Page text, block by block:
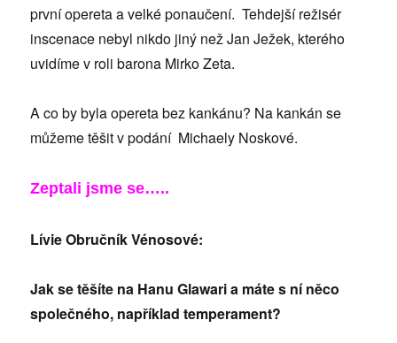
první opereta a velké ponaučení. Tehdejší režisér
inscenace nebyl nikdo jiný než Jan Ježek, kterého
uvidíme v roli barona Mirko Zeta.
A co by byla opereta bez kankánu? Na kankán se
můžeme těšit v podání Michaely Noskové.
Zeptali jsme se…..
Lívie Obručník Vénosové:
Jak se těšíte na Hanu Glawari a máte s ní něco
společného, například temperament?